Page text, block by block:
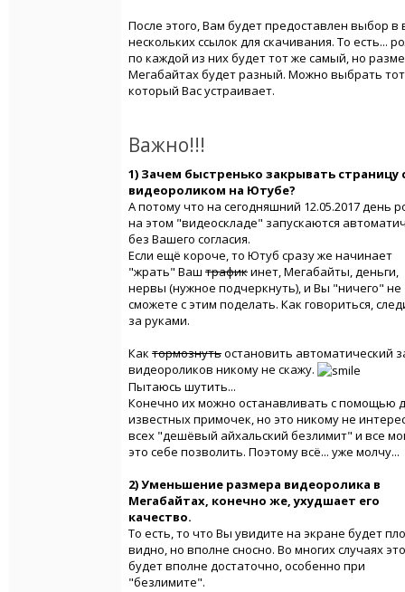
После этого, Вам будет предоставлен выбор в
нескольких ссылок для скачивания. То есть...
по каждой из них будет тот же самый, но
Мегабайтах будет разный. Можно выбрать
который Вас устраивает.
Важно!!!
1) Зачем быстренько закрывать страницу
видеороликом на Ютубе?
А потому что на сегодняшний 12.05.2017 день
на этом "видеоскладе" запускаются
без Вашего согласия.
Если ещё короче, то Ютуб сразу же начинает
"жрать" Ваш трафикинет, Мегабайты, деньги,
нервы (нужное подчеркнуть), и Вы "ничего" не
сможете с этим поделать. Как говориться,
за руками.
Как тормознутьостановить автоматический
видеороликов никому не скажу.
Пытаюсь шутить...
Конечно их можно останавливать с помощью
известных примочек, но это никому не
всех "дешёвый айхальский безлимит" и все
это себе позволить. Поэтому всё... уже молчу...
2) Уменьшение размера видеоролика в
Мегабайтах, конечно же, ухудшает его
качество.
То есть, то что Вы увидите на экране будет
видно, но вполне сносно. Во многих случаях
будет вполне достаточно, особенно при
"безлимите".